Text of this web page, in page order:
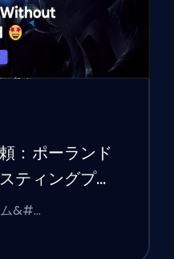
：ポーランド
ティングプラ
を通じてオン
&#…